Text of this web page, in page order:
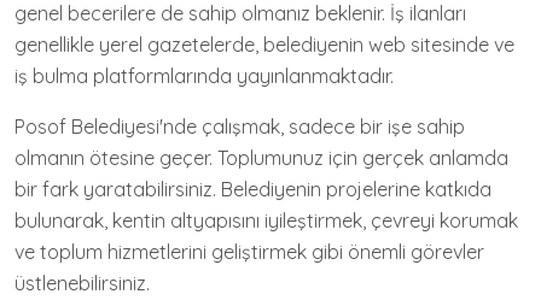
genel becerilere de sahip olmanız beklenir. İş ilanları
genellikle yerel gazetelerde, belediyenin web sitesinde ve
iş bulma platformlarında yayınlanmaktadır.
Posof Belediyesi'nde çalışmak, sadece bir işe sahip
olmanın ötesine geçer. Toplumunuz için gerçek anlamda
bir fark yaratabilirsiniz. Belediyenin projelerine katkıda
bulunarak, kentin altyapısını iyileştirmek, çevreyi korumak
ve toplum hizmetlerini geliştirmek gibi önemli görevler
üstlenebilirsiniz.